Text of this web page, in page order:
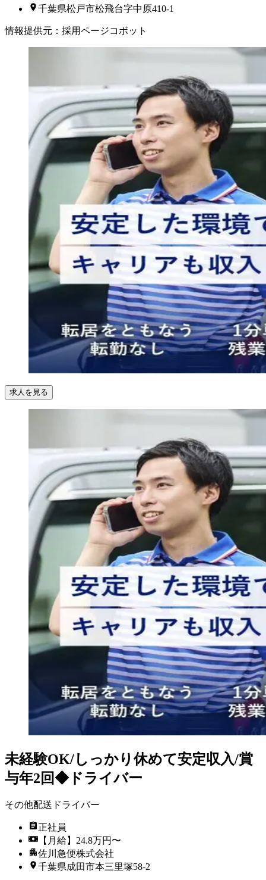
千葉県松戸市松飛台字中原410-1
情報提供元 ： 採用ページコボット
求人を見る
未経験OK/しっかり休めて安定収入/賞
与年2回◆ドライバー
その他配送ドライバー
正社員
【月給】24.8万円〜
佐川急便株式会社
千葉県成田市本三里塚58-2